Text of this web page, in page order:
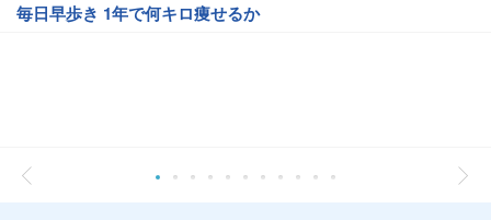
毎日早歩き 1年で何キロ痩せるか